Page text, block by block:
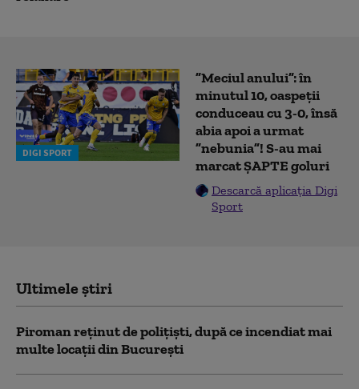
DIGI SPORT
”Meciul anului”: în
minutul 10, oaspeții
conduceau cu 3-0, însă
abia apoi a urmat
”nebunia”! S-au mai
marcat ȘAPTE goluri
Descarcă aplicația Digi
Sport
Ultimele știri
Piroman reţinut de poliţişti, după ce incendiat mai
multe locaţii din București